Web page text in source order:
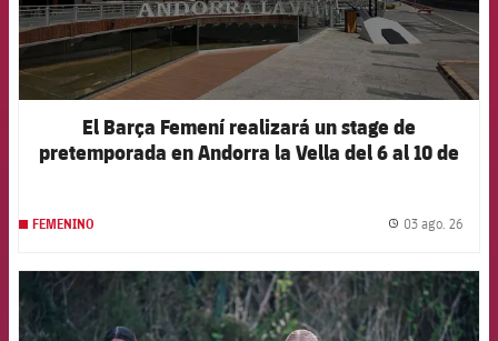
El Barça Femení realizará un stage de
pretemporada en Andorra la Vella del 6 al 10 de
FEMENINO 03 ago. 26
FCB Barcelona badge